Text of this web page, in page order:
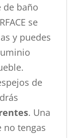
de baño
se
y puedes
de
. Una
no tengas